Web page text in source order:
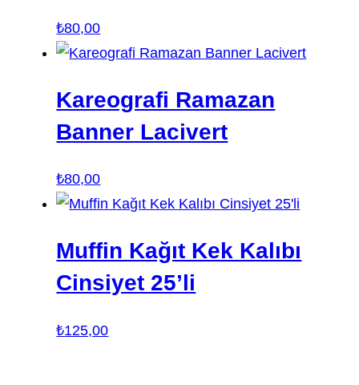
₺80,00
Kareografi Ramazan
Banner Lacivert
₺80,00
Muffin Kağıt Kek Kalıbı
Cinsiyet 25’li
₺125,00